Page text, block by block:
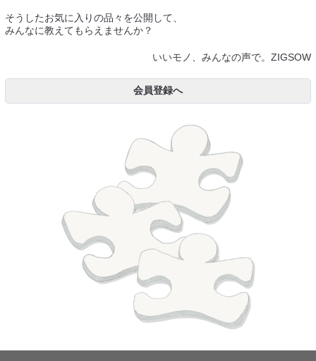
そうしたお気に入りの品々を公開して、
みんなに教えてもらえませんか？
いいモノ、みんなの声で。ZIGSOW
会員登録へ